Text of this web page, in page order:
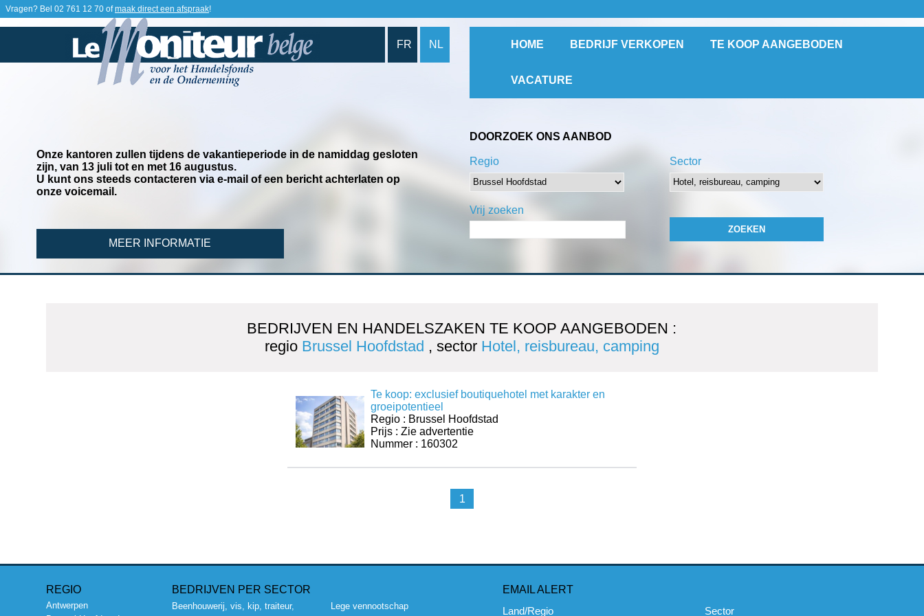
Vragen? Bel 02 761 12 70 ofmaak direct een afspraak!
FR NL HOME BEDRIJF VERKOPEN TE KOOP AANGEBODEN
VACATURE
Onze kantoren zullen tijdens de vakantieperiode in de namiddag gesloten
zijn, van 13 juli tot en met 16 augustus.
U kunt ons steeds contacteren via e-mail of een bericht achterlaten op
onze voicemail.
MEER INFORMATIE
DOORZOEK ONS AANBOD
Regio
Vrij zoeken
Sector
BEDRIJVEN EN HANDELSZAKEN TE KOOP AANGEBODEN :
regio Brussel Hoofdstad , sector Hotel, reisbureau, camping
Te koop: exclusief boutiquehotel met karakter en
groeipotentieel
Regio : Brussel Hoofdstad
Prijs : Zie advertentie
Nummer : 160302
1
REGIO
Antwerpen
BEDRIJVEN PER SECTOR
Beenhouwerij, vis, kip, traiteur,
Lege vennootschap
EMAIL ALERT
Land/Regio
Sector